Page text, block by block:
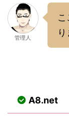
管理人
り
A8.net